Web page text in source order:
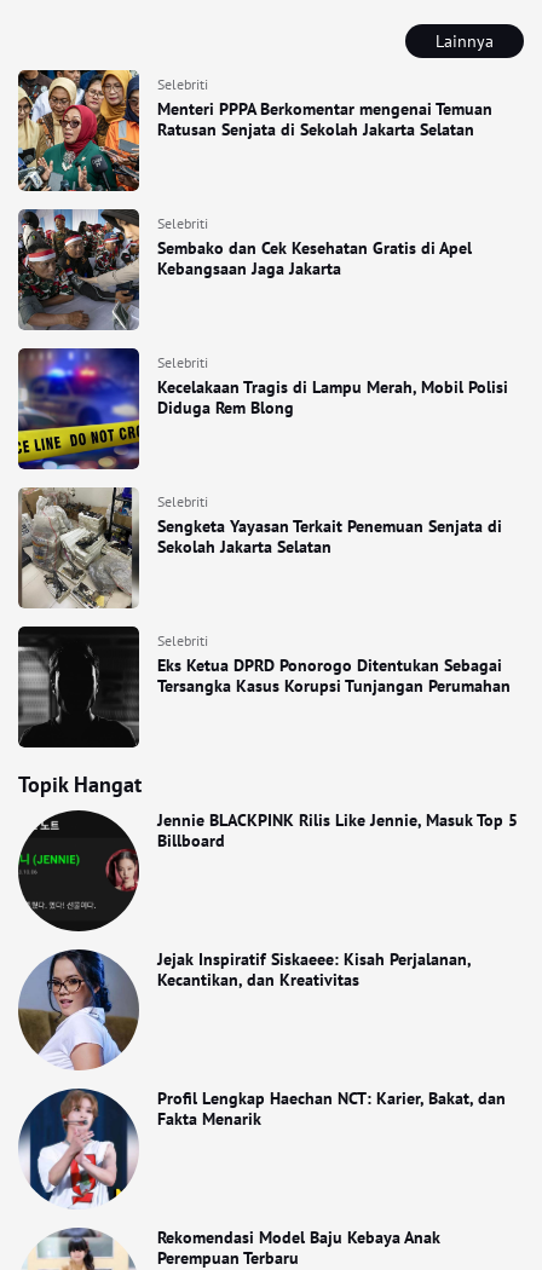
Lainnya
Selebriti
Menteri PPPA Berkomentar mengenai Temuan
Ratusan Senjata di Sekolah Jakarta Selatan
Selebriti
Sembako dan Cek Kesehatan Gratis di Apel
Kebangsaan Jaga Jakarta
Selebriti
Kecelakaan Tragis di Lampu Merah, Mobil Polisi
Diduga Rem Blong
Selebriti
Sengketa Yayasan Terkait Penemuan Senjata di
Sekolah Jakarta Selatan
Selebriti
Eks Ketua DPRD Ponorogo Ditentukan Sebagai
Tersangka Kasus Korupsi Tunjangan Perumahan
Topik Hangat
Jennie BLACKPINK Rilis Like Jennie, Masuk Top 5
Billboard
Jejak Inspiratif Siskaeee: Kisah Perjalanan,
Kecantikan, dan Kreativitas
Profil Lengkap Haechan NCT: Karier, Bakat, dan
Fakta Menarik
Rekomendasi Model Baju Kebaya Anak
Perempuan Terbaru